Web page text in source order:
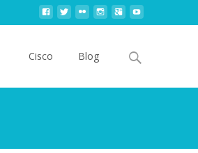
Cisco Blog
Search